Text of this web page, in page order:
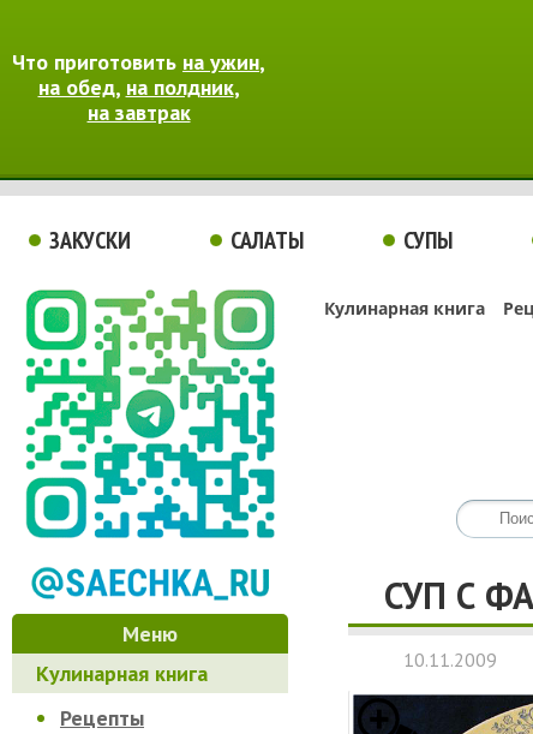
Что приготовить на ужин,
на обед, на полдник,
на завтрак
ЗАКУСКИ САЛАТЫ СУПЫ
Меню
Кулинарная книга
Рецепты
Кулинарная книга
СУП С
10.11.2009